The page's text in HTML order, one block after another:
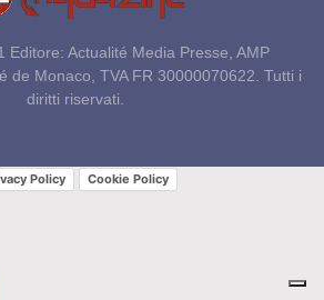
Editore: Actualité Media Presse, AMP
de Monaco, TVA FR 30000070622. Tutti i
diritti riservati.
Policy Cookie Policy